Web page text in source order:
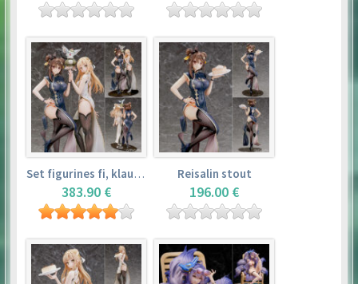
Set figurines fi, klaudia valentz, reisalin stout
383.90 €
Reisalin stout
196.00 €